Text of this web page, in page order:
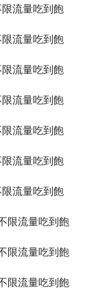
流量吃到飽
流量吃到飽
流量吃到飽
流量吃到飽
流量吃到飽
流量吃到飽
流量吃到飽
限流量吃到飽
限流量吃到飽
限流量吃到飽